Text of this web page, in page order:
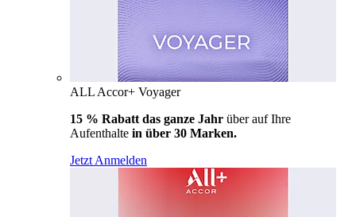
ALL Accor+ Voyager
15 % Rabatt das ganze Jahr über auf Ihre
Aufenthalte in über 30 Marken.
Jetzt Anmelden